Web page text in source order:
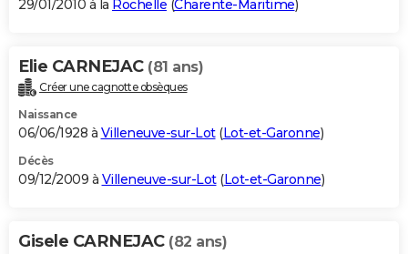
29/01/2010 à la Rochelle (Charente-Maritime)
Elie CARNEJAC (81 ans)
Créer une cagnotte obsèques
Naissance
06/06/1928 à Villeneuve-sur-Lot(Lot-et-Garonne)
Décès
09/12/2009 à Villeneuve-sur-Lot(Lot-et-Garonne)
Gisele CARNEJAC (82 ans)